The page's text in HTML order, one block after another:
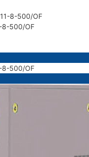
8-500/OF
8-500/OF